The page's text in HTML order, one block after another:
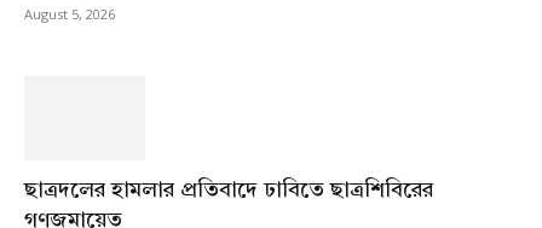
August 5, 2026
ছাত্রদলের হামলার প্রতিবাদে ঢাবিতে ছাত্রশিবিরের
গণজমায়েত